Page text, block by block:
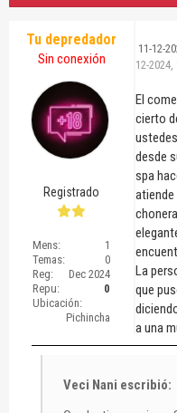
Tu depredador
Sin conexión
Registrado
Mens:
1
Temas:
0
Reg:
Dec 2024
Repu:
0
Ubicación:
Pichincha
11-12-
12-
El
cierto
desde
spa
La
que
a una
Veci Nani escribió: